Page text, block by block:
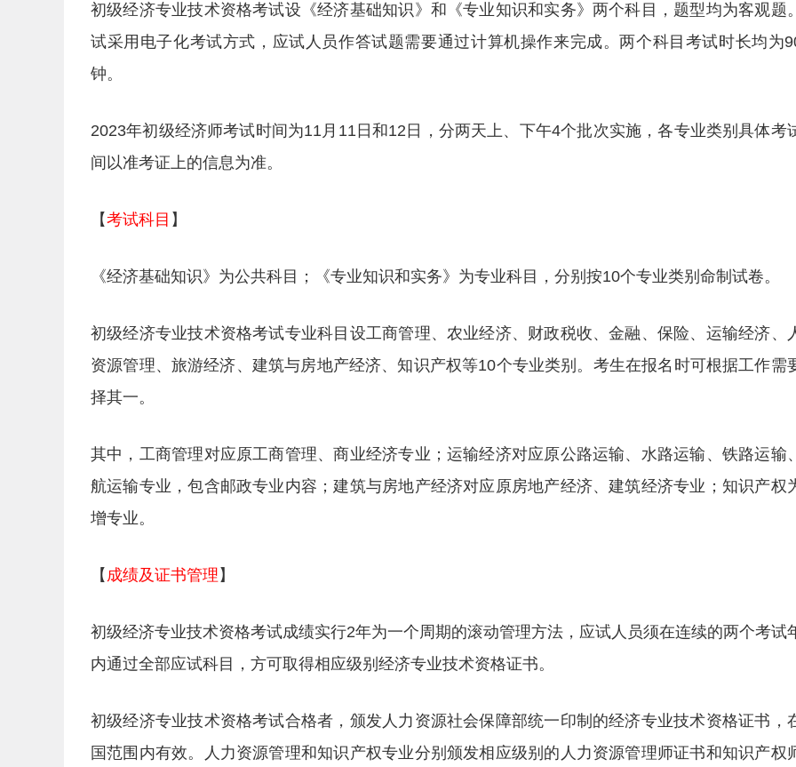
初级经济专业技术资格考试设《经济基础知识》和《专业知识和实务》两个科目，题型均为客观题
试采用电子化考试方式，应试人员作答试题需要通过计算机操作来完成。两个科目考试时长均为
钟。
2023年初级经济师考试时间为11月11日和12日，分两天上、下午4个批次实施，各专业类别具体考
间以准考证上的信息为准。
【考试科目 】
《经济基础知识》为公共科目；《专业知识和实务》为专业科目，分别按10个专业类别命制试卷。
初级经济专业技术资格考试专业科目设工商管理、农业经济、财政税收、金融、保险、运输经济、
资源管理、旅游经济、建筑与房地产经济、知识产权等10个专业类别。考生在报名时可根据工作需
择其一。
其中，工商管理对应原工商管理、商业经济专业；运输经济对应原公路运输、水路运输、铁路运输
航运输专业，包含邮政专业内容；建筑与房地产经济对应原房地产经济、建筑经济专业；知识产权
增专业。
【 成绩及证书管理 】
初级经济专业技术资格考试成绩实行2年为一个周期的滚动管理方法，应试人员须在连续的两个考试
内通过全部应试科目，方可取得相应级别经济专业技术资格证书。
初级经济专业技术资格考试合格者，颁发人力资源社会保障部统一印制的经济专业技术资格证书，
国范围内有效。人力资源管理和知识产权专业分别颁发相应级别的人力资源管理师证书和知识产权